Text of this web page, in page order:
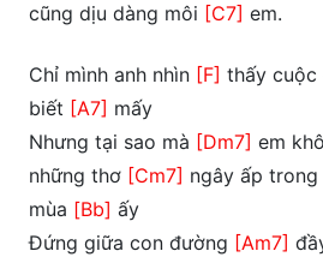
cũng dịu dàng môi [C7] em.
Chỉ mình anh nhìn [F] thấy cuộc
biết [A7] mấy
Nhưng tại sao mà [Dm7] em
những thơ [Cm7] ngây ấp trong
mùa [Bb] ấy
Đứng giữa con đường [Am7]